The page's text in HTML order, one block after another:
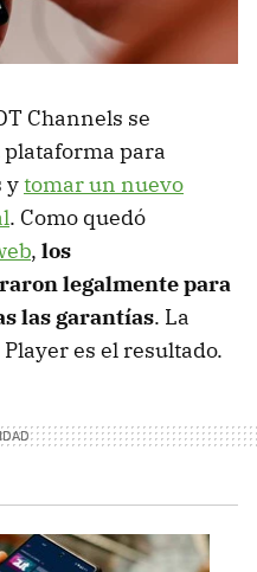
Channels se
para
ytomar un nuevo
. Como quedó
, los
legalmente para
las garantías. La
es el resultado.